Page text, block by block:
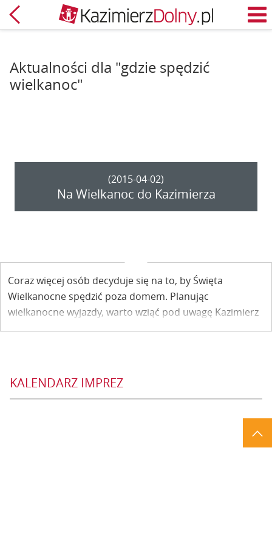
Powrót
Aktualności dla "gdzie spędzić
wielkanoc"
(2015-04-02)
Na Wielkanoc do Kazimierza
Coraz więcej osób decyduje się na to, by Święta
Wielkanocne spędzić poza domem. Planując
wielkanocne wyjazdy, warto wziąć pod uwagę Kazimierz
Dolny, gdzie nie brakuje ciekawych ofert.
KALENDARZ IMPREZ